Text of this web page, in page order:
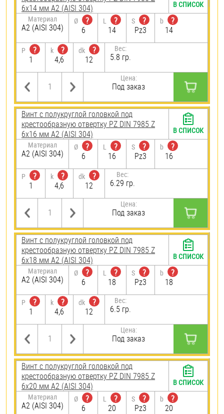
6х14 мм А2 (AISI 304)
Материал
А2 (AISI 304)
Ø
?
6
L
?
14
S
?
Pz3
b
?
14
P
?
1
k
?
4,6
dk
?
12
Вес:
5.8 гр.
Цена:
Под заказ
В СПИСОК
Винт с полукруглой головкой под
крестообразную отвертку PZ DIN 7985 Z
6х16 мм А2 (AISI 304)
Материал
А2 (AISI 304)
Ø
?
6
L
?
16
S
?
Pz3
b
?
16
P
?
1
k
?
4,6
dk
?
12
Вес:
6.29 гр.
Цена:
Под заказ
В СПИСОК
Винт с полукруглой головкой под
крестообразную отвертку PZ DIN 7985 Z
6х18 мм А2 (AISI 304)
Материал
А2 (AISI 304)
Ø
?
6
L
?
18
S
?
Pz3
b
?
18
P
?
1
k
?
4,6
dk
?
12
Вес:
6.5 гр.
Цена:
Под заказ
В СПИСОК
Винт с полукруглой головкой под
крестообразную отвертку PZ DIN 7985 Z
6х20 мм А2 (AISI 304)
Материал
А2 (AISI 304)
Ø
?
6
L
?
20
S
?
Pz3
b
?
20
В СПИСОК